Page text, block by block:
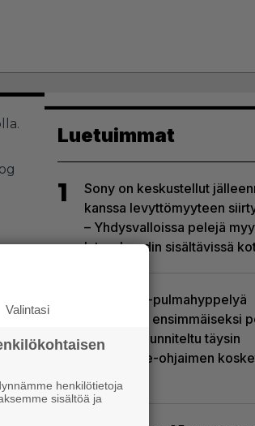
Luetuimmat
1
Sony on keskustellut
kanssa levyttömyyteen
– Yhdysvalloissa pelejä
latauskoodin sisältävissä
Uutta PS5-pulmahyppelyä
kuvaillaan ensimmäiseksi
joka on suunniteltu täysin
DualSense-ohjaimen
ympärille
Valintasi
henkilötietoja
sisältöä ja